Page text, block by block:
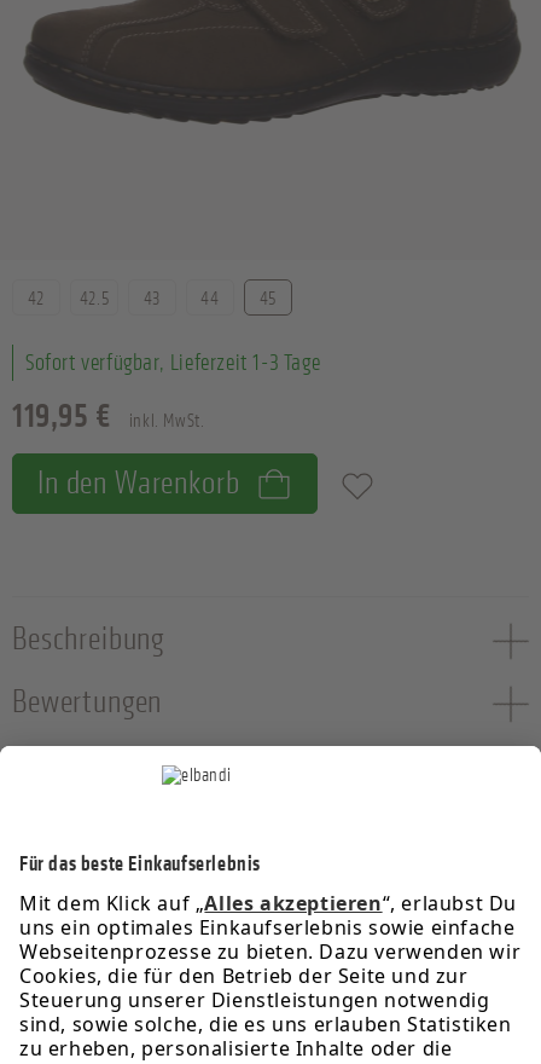
119,95 € inkl. MwSt.
Sofort verfügbar, Lieferzeit 1-3 Tage
Größe
42 42.5 43 44 45
In den Warenkorb Zum Merkzettel hinzufügen
Beschreibung
Bewertungen
Service-Hotline
Informationen
Rechtliches
Über uns